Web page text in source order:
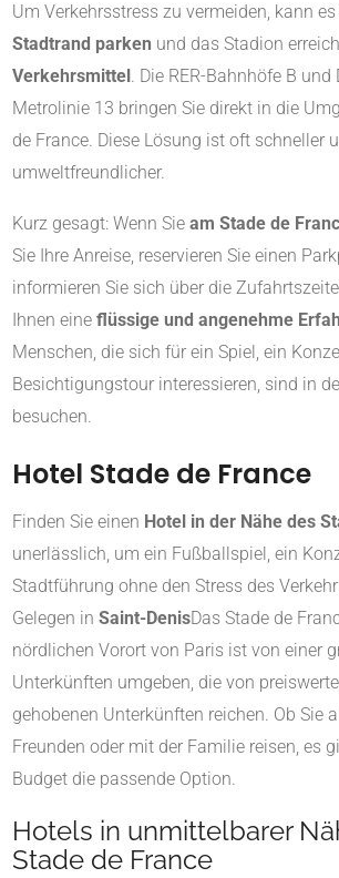
Um Verkehrsstress zu vermeiden, kann
Stadtrand parken und das Stadion
Verkehrsmittel . Die RER-Bahnhöfe B und
Metrolinie 13 bringen Sie direkt in die
de France. Diese Lösung ist oft schneller
umweltfreundlicher.
Kurz gesagt: Wenn Sie am Stade de
Sie Ihre Anreise, reservieren Sie einen
informieren Sie sich über die
Ihnen eine flüssige und angenehme
Menschen, die sich für ein Spiel, ein
Besichtigungstour interessieren, sind in
besuchen.
Hotel Stade de France
Finden Sie einen Hotel in der Nähe des
unerlässlich, um ein Fußballspiel, ein
Stadtführung ohne den Stress des
Gelegen in Saint-DenisDas Stade de
nördlichen Vorort von Paris ist von einer
Unterkünften umgeben, die von
gehobenen Unterkünften reichen. Ob Sie
Freunden oder mit der Familie reisen, es
Budget die passende Option.
Hotels in unmittelbarer
Stade de France